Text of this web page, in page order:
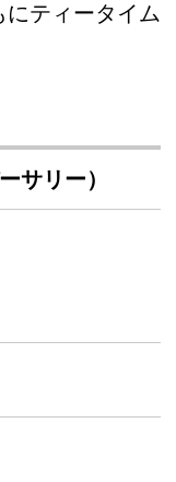
ティータイム
サリー）